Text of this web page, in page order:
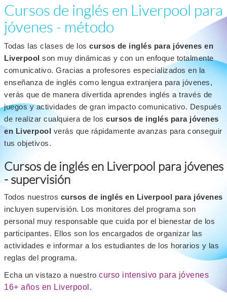
Cursos de inglés en Liverpool para
jóvenes - método
Todas las clases de los cursos de inglés para jóvenes en
Liverpool son muy dinámicas y con un enfoque totalmente
comunicativo. Gracias a profesores especializados en la
enseñanza de inglés como lengua extranjera para jóvenes,
verás que de manera divertida aprendes inglés a través de
juegos y actividades de gran impacto comunicativo. Después
de realizar cualquiera de los cursos de inglés para jóvenes
en Liverpool verás que rápidamente avanzas para conseguir
tus objetivos.
Cursos de inglés en Liverpool para jóvenes
- supervisión
Todos nuestros cursos de inglés en Liverpool para jóvenes
incluyen supervisión. Los monitores del programa son
personal muy responsable que cuida por el bienestar de los
participantes. Ellos son los encargados de organizar las
actividades e informar a los estudiantes de los horarios y las
reglas del programa.
Echa un vistazo a nuestro curso intensivo para jóvenes
16+ años en Liverpool.